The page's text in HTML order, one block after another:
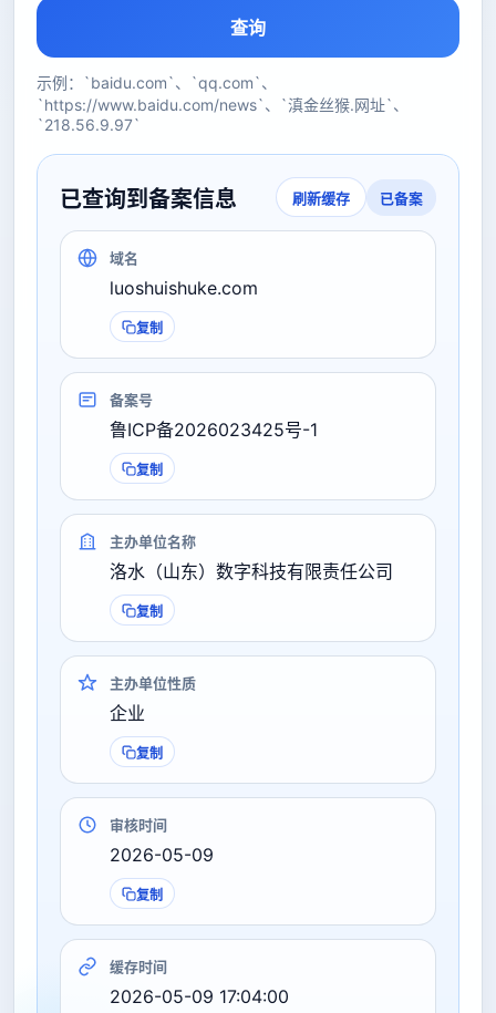
查询
示例：`baidu.com`、`qq.com`、
`https://www.baidu.com/news`、`滇金丝猴.网址`、
`218.56.9.97`
已查询到备案信息 刷新缓存 已备案
域名
luoshuishuke.com
复制
备案号
鲁ICP备2026023425号-1
复制
主办单位名称
洛水（山东）数字科技有限责任公司
复制
主办单位性质
企业
复制
审核时间
2026-05-09
复制
缓存时间
2026-05-09 17:04:00